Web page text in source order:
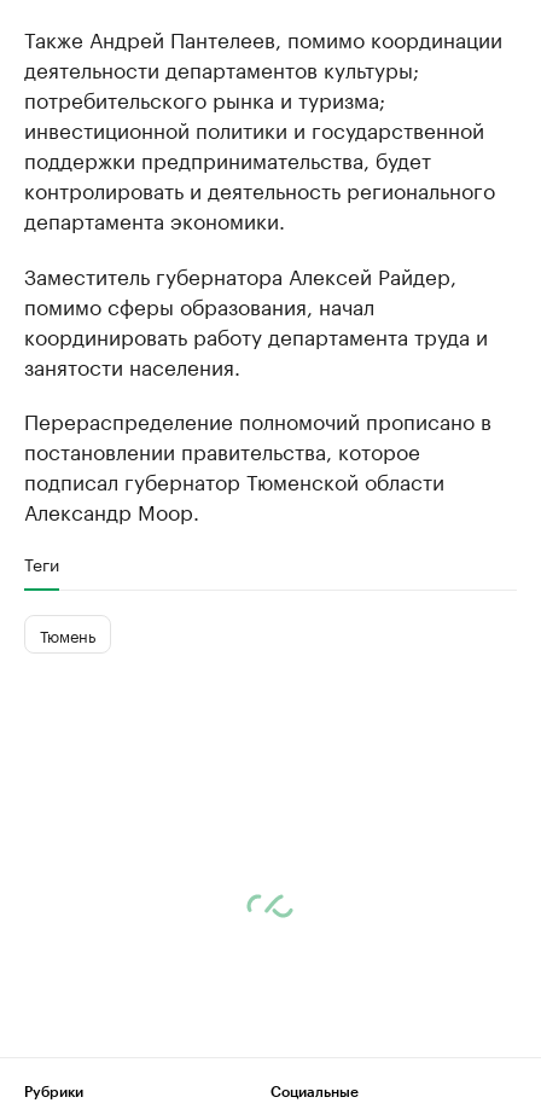
Также Андрей Пантелеев, помимо координации
деятельности департаментов культуры;
потребительского рынка и туризма;
инвестиционной политики и государственной
поддержки предпринимательства, будет
контролировать и деятельность регионального
департамента экономики.
Заместитель губернатора Алексей Райдер,
помимо сферы образования, начал
координировать работу департамента труда и
занятости населения.
Перераспределение полномочий прописано в
постановлении правительства, которое
подписал губернатор Тюменской области
Александр Моор.
Теги
Тюмень
Рубрики
Социальные